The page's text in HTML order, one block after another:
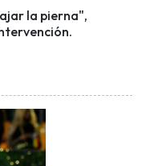
la pierna",